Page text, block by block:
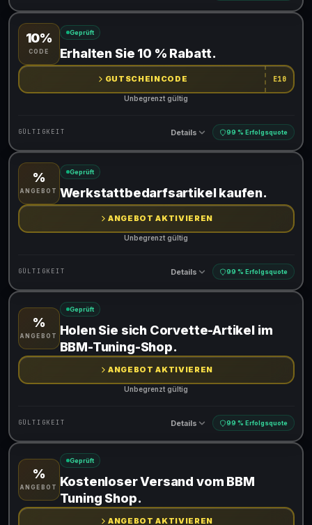
Gültig für teilnehmende Produkte
Gib den Code an der Kasse ein, um den Rabatt zu erhalten
10%
CODE
Geprüft
Erhalten Sie 10 % Rabatt.
GUTSCHEINCODE E10
Unbegrenzt gültig
GÜLTIGKEIT Details 99 % Erfolgsquote
Gültig für teilnehmende Produkte
Gib den Code an der Kasse ein, um den Rabatt zu erhalten
%
ANGEBOT
Geprüft
Werkstattbedarfsartikel kaufen.
ANGEBOT AKTIVIEREN
Unbegrenzt gültig
GÜLTIGKEIT Details 99 % Erfolgsquote
Gültig für teilnehmende Produkte
%
ANGEBOT
Geprüft
Holen Sie sich Corvette-Artikel im
BBM-Tuning-Shop.
ANGEBOT AKTIVIEREN
Unbegrenzt gültig
GÜLTIGKEIT Details 99 % Erfolgsquote
Gültig für teilnehmende Produkte
%
ANGEBOT
Geprüft
Kostenloser Versand vom BBM
Tuning Shop.
ANGEBOT AKTIVIEREN